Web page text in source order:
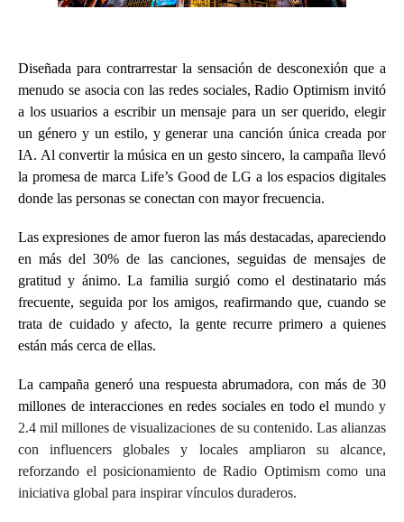
Diseñada para contrarrestar la sensación de desconexión que a
menudo se asocia con las redes sociales, Radio Optimism invitó
a los usuarios a escribir un mensaje para un ser querido, elegir
un género y un estilo, y generar una canción única creada por
IA. Al convertir la música en un gesto sincero, la campaña llevó
la promesa de marca Life’s Good de LG a los espacios digitales
donde las personas se conectan con mayor frecuencia.
Las expresiones de amor fueron las más destacadas, apareciendo
en más del 30% de las canciones, seguidas de mensajes de
gratitud y ánimo. La familia surgió como el destinatario más
frecuente, seguida por los amigos, reafirmando que, cuando se
trata de cuidado y afecto, la gente recurre primero a quienes
están más cerca de ellas.
La campaña generó una respuesta abrumadora, con más de 30
millones de interacciones en redes sociales en todo el mundo y
2.4 mil millones de visualizaciones de su contenido. Las alianzas
con influencers globales y locales ampliaron su alcance,
reforzando el posicionamiento de Radio Optimism como una
iniciativa global para inspirar vínculos duraderos.